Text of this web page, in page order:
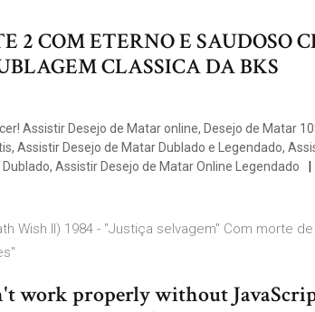
2 COM ETERNO E SAUDOSO
CLASSICA DA BKS
Assistir Desejo de Matar online, Desejo de Matar
Assistir Desejo de Matar Dublado e Legendado,
Assistir Desejo de Matar Online Legendado
Wish II) 1984 - "Justiça selvagem" Com morte
work properly without